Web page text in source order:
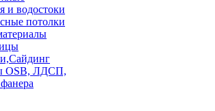
и водостоки
потолки
OSB, ЛДСП,